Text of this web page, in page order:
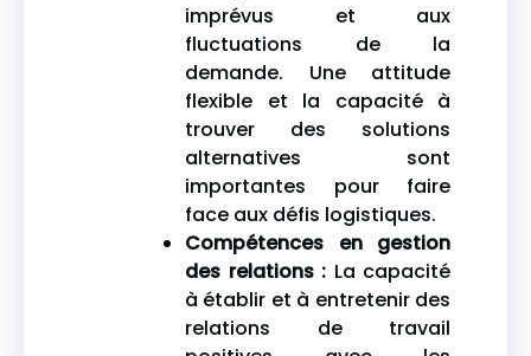
imprévus et aux
fluctuations de la
demande. Une attitude
flexible et la capacité à
trouver des solutions
alternatives sont
importantes pour faire
face aux défis logistiques.
Compétences en gestion
des relations : La capacité
à établir et à entretenir des
relations de travail